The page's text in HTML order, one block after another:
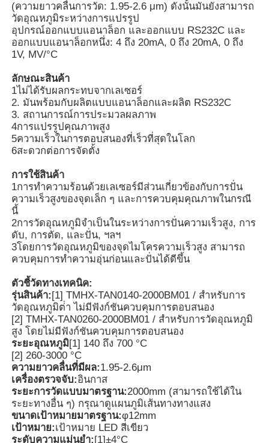
เกี่ยวกับเรา
ทัวร์โรงงาน
ควบคุมคุณภาพ
ติดต่อเรา
ข่าว
กรณีแสดง
ขออ้าง
เครื่องตรวจจับรังสีนิวเคลียร์
เครื่องวัดปริมาตรส่วนบุคคล
เซ็นเซอร์รังสี
ระบบติดตามรังสีนิวเคลียร์
(ความยาวคลื่นการวัด: 1.95-2.6 μm) ดังนั้นมันยังสามารถ
วัดอุณหภูมิระหว่างการแปรรูป
อุปกรณ์ออกแบบแอนาล็อก และออกแบบ RS232C และ
ออกแบบแอนาล็อกหนึ่ง: 4 ถึง 20mA, 0 ถึง 20mA, 0 ถึง
1V, MV/°C
ลักษณะสินค้า
1ไม่ได้รับผลกระทบจากเลเซอร์
2. มันพร้อมกับผลิตแบบแอนาล็อกและผลิต RS232C
3. สถานการณ์การประมวลผลภาพ
4การแปรรูปคุณภาพสูง
5ความเร็วในการตอบสนองที่เร็วที่สุดในโลก
6สะดวกต่อการจัดตั้ง
การใช้สินค้า
1การทําความร้อนด้วยเลเซอร์มีส่วนเกี่ยวข้องกับการปั่น
ความเร็วสูงของจุดเล็ก ๆ และการควบคุมคุณภาพในกรณี
นี้
2การวัดอุณหภูมิจําเป็นในระหว่างการปั่นความเร็วสูง, การ
ดับ, การตัด, และปั่น, ฯลฯ
3โดยการวัดอุณหภูมิของจุดไมโครความเร็วสูง สามารถ
ควบคุมการทําความอุ่นก่อนและปั่นได้ดีขึ้น
ตัวชี้วัดทางเทคนิค:
รุ่นสินค้า:[1] TMHX-TAN0140-2000BM01 / สําหรับการ
วัดอุณหภูมิต่ํา ไม่มีฟังก์ชันควบคุมการตอบสนอง
[2] TMHX-TAN0260-2000BM01 / สําหรับการวัดอุณหภูมิ
สูง โดยไม่มีฟังก์ชันควบคุมการตอบสนอง
ระยะอุณหภูมิ[1] 140 ถึง 700 °C
[2] 260-3000 °C
ความยาวคลื่นที่มีผล:1.95-2.6μm
เครื่องตรวจจับ:อินกาส
ระยะการวัดแบบมาตรฐาน:2000mm (สามารถใช้ได้ใน
ระยะทางอื่น ๆ) กรุณาดูแผนภูมิเส้นทางทางแสง
ขนาดเป้าหมายมาตรฐาน:φ12mm
เป้าหมาย:เป้าหมาย LED สีเขียว
ระดับความแม่นยํา:[1]±4°C